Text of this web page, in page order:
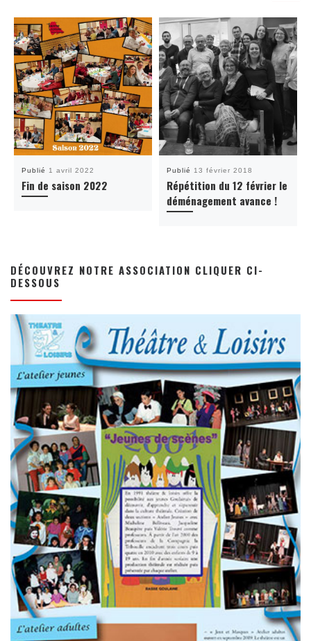
Publié 1 avril 2022
Fin de saison 2022
Publié 13 février 2018
Répétition du 12 février le
déménagement avance !
DÉCOUVREZ NOTRE ASSOCIATION CLIQUER CI-
DESSOUS